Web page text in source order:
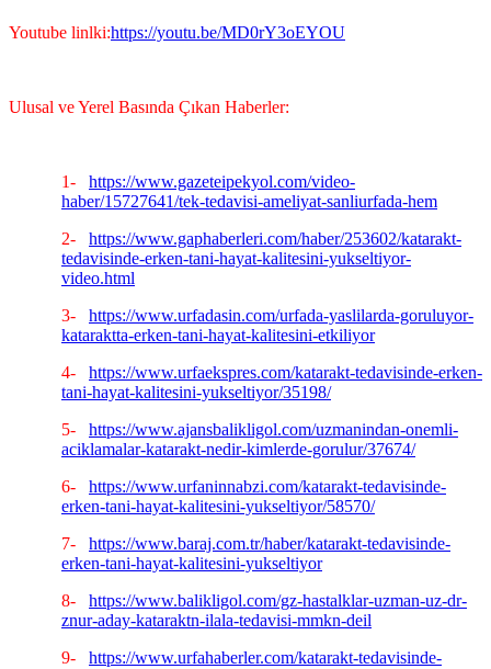
Youtube linlki:https://youtu.be/MD0rY3oEYOU
Ulusal ve Yerel Basında Çıkan Haberler:
1-
https://www.gazeteipekyol.com/video-
haber/15727641/tek-tedavisi-ameliyat-sanliurfada-hem
2-
https://www.gaphaberleri.com/haber/253602/katarakt-
tedavisinde-erken-tani-hayat-kalitesini-yukseltiyor-
video.html
3-
https://www.urfadasin.com/urfada-yaslilarda-goruluyor-
kataraktta-erken-tani-hayat-kalitesini-etkiliyor
4-
https://www.urfaekspres.com/katarakt-tedavisinde-erken-
tani-hayat-kalitesini-yukseltiyor/35198/
5-
https://www.ajansbalikligol.com/uzmanindan-onemli-
aciklamalar-katarakt-nedir-kimlerde-gorulur/37674/
6-
https://www.urfaninnabzi.com/katarakt-tedavisinde-
erken-tani-hayat-kalitesini-yukseltiyor/58570/
7-
https://www.baraj.com.tr/haber/katarakt-tedavisinde-
erken-tani-hayat-kalitesini-yukseltiyor
8-
https://www.balikligol.com/gz-hastalklar-uzman-uz-dr-
znur-aday-kataraktn-ilala-tedavisi-mmkn-deil
9-
https://www.urfahaberler.com/katarakt-tedavisinde-